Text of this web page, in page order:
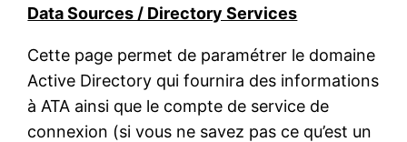
Data Sources / Directory Services
Cette page permet de paramétrer le domaine
Active Directory qui fournira des informations
à ATA ainsi que le compte de service de
connexion (si vous ne savez pas ce qu’est un